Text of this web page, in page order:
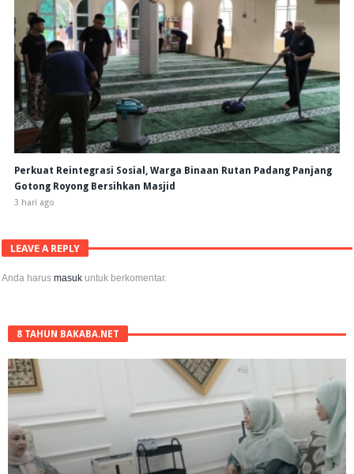
Perkuat Reintegrasi Sosial, Warga Binaan Rutan Padang Panjang
Gotong Royong Bersihkan Masjid
3 hari ago
LEAVE A REPLY
Anda harusmasuk untuk berkomentar.
8 TAHUN BAKABA.NET